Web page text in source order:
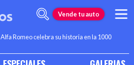
Vende tu auto
Alfa Romeo celebra su historia en la 1000